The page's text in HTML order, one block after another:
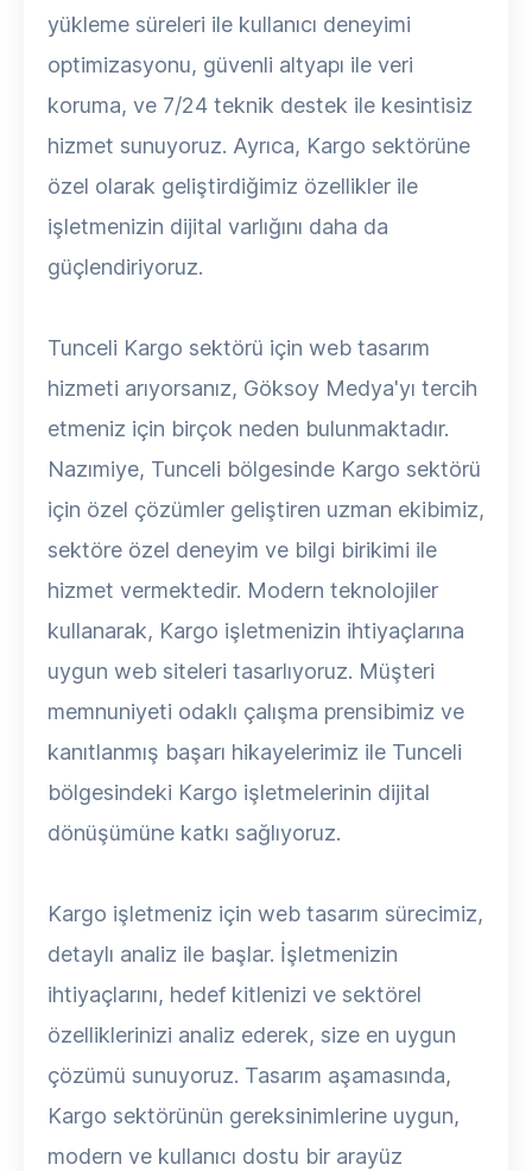
yükleme süreleri ile kullanıcı deneyimi
optimizasyonu, güvenli altyapı ile veri
koruma, ve 7/24 teknik destek ile kesintisiz
hizmet sunuyoruz. Ayrıca, Kargo sektörüne
özel olarak geliştirdiğimiz özellikler ile
işletmenizin dijital varlığını daha da
güçlendiriyoruz.
Tunceli Kargo sektörü için web tasarım
hizmeti arıyorsanız, Göksoy Medya'yı tercih
etmeniz için birçok neden bulunmaktadır.
Nazımiye, Tunceli bölgesinde Kargo sektörü
için özel çözümler geliştiren uzman ekibimiz,
sektöre özel deneyim ve bilgi birikimi ile
hizmet vermektedir. Modern teknolojiler
kullanarak, Kargo işletmenizin ihtiyaçlarına
uygun web siteleri tasarlıyoruz. Müşteri
memnuniyeti odaklı çalışma prensibimiz ve
kanıtlanmış başarı hikayelerimiz ile Tunceli
bölgesindeki Kargo işletmelerinin dijital
dönüşümüne katkı sağlıyoruz.
Kargo işletmeniz için web tasarım sürecimiz,
detaylı analiz ile başlar. İşletmenizin
ihtiyaçlarını, hedef kitlenizi ve sektörel
özelliklerinizi analiz ederek, size en uygun
çözümü sunuyoruz. Tasarım aşamasında,
Kargo sektörünün gereksinimlerine uygun,
modern ve kullanıcı dostu bir arayüz